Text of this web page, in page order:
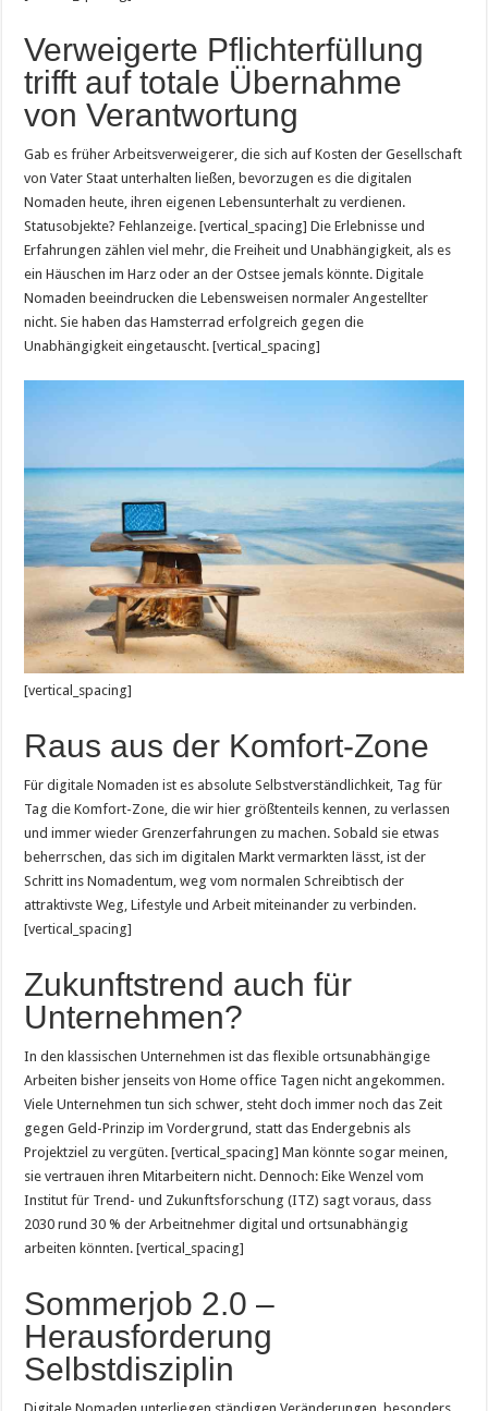
Verweigerte Pflichterfüllung
trifft auf totale Übernahme
von Verantwortung
Gab es früher Arbeitsverweigerer, die sich auf Kosten der Gesellschaft
von Vater Staat unterhalten ließen, bevorzugen es die digitalen
Nomaden heute, ihren eigenen Lebensunterhalt zu verdienen.
Statusobjekte? Fehlanzeige. [vertical_spacing] Die Erlebnisse und
Erfahrungen zählen viel mehr, die Freiheit und Unabhängigkeit, als es
ein Häuschen im Harz oder an der Ostsee jemals könnte. Digitale
Nomaden beeindrucken die Lebensweisen normaler Angestellter
nicht. Sie haben das Hamsterrad erfolgreich gegen die
Unabhängigkeit eingetauscht. [vertical_spacing]
[vertical_spacing]
Raus aus der Komfort-Zone
Für digitale Nomaden ist es absolute Selbstverständlichkeit, Tag für
Tag die Komfort-Zone, die wir hier größtenteils kennen, zu verlassen
und immer wieder Grenzerfahrungen zu machen. Sobald sie etwas
beherrschen, das sich im digitalen Markt vermarkten lässt, ist der
Schritt ins Nomadentum, weg vom normalen Schreibtisch der
attraktivste Weg, Lifestyle und Arbeit miteinander zu verbinden.
[vertical_spacing]
Zukunftstrend auch für
Unternehmen?
In den klassischen Unternehmen ist das flexible ortsunabhängige
Arbeiten bisher jenseits von Home office Tagen nicht angekommen.
Viele Unternehmen tun sich schwer, steht doch immer noch das Zeit
gegen Geld-Prinzip im Vordergrund, statt das Endergebnis als
Projektziel zu vergüten. [vertical_spacing] Man könnte sogar meinen,
sie vertrauen ihren Mitarbeitern nicht. Dennoch: Eike Wenzel vom
Institut für Trend- und Zukunftsforschung (ITZ) sagt voraus, dass
2030 rund 30 % der Arbeitnehmer digital und ortsunabhängig
arbeiten könnten. [vertical_spacing]
Sommerjob 2.0 –
Herausforderung
Selbstdisziplin